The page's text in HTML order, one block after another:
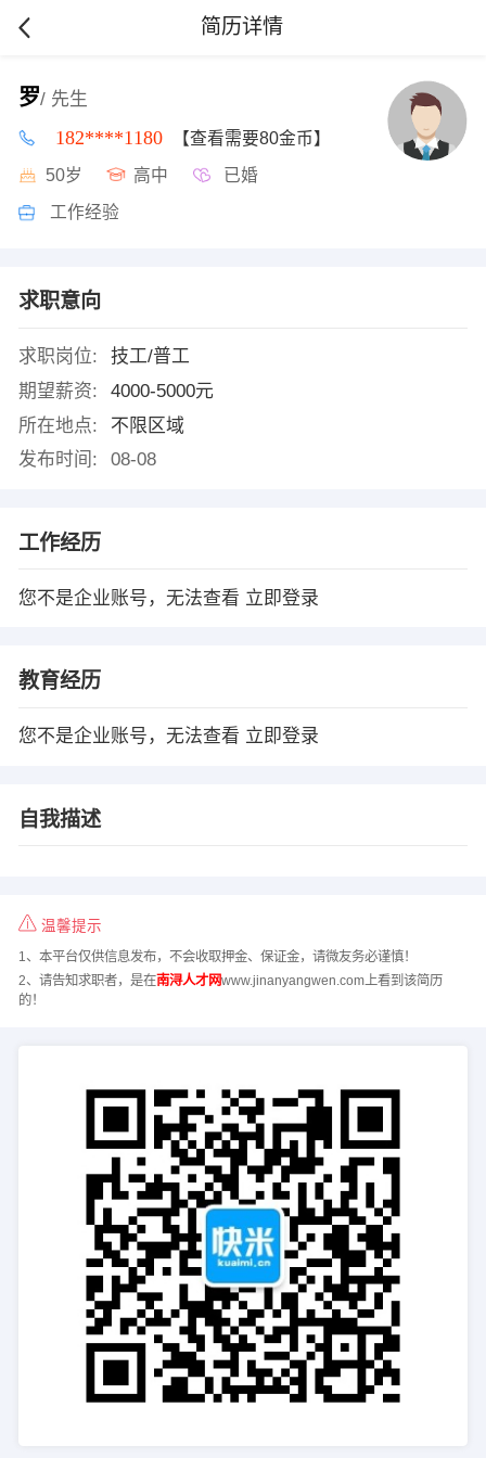
简历详情
罗/ 先生
182****1180 【查看需要80金币】
50岁 高中 已婚
工作经验
求职意向
求职岗位:
技工/普工
期望薪资:
4000-5000元
所在地点:
不限区域
发布时间:
08-08
工作经历
您不是企业账号，无法查看 立即登录
教育经历
您不是企业账号，无法查看 立即登录
自我描述
温馨提示
1、本平台仅供信息发布，不会收取押金、保证金，请微友务必谨慎！
2、请告知求职者，是在南浔人才网www.jinanyangwen.com上看到该简历
的！